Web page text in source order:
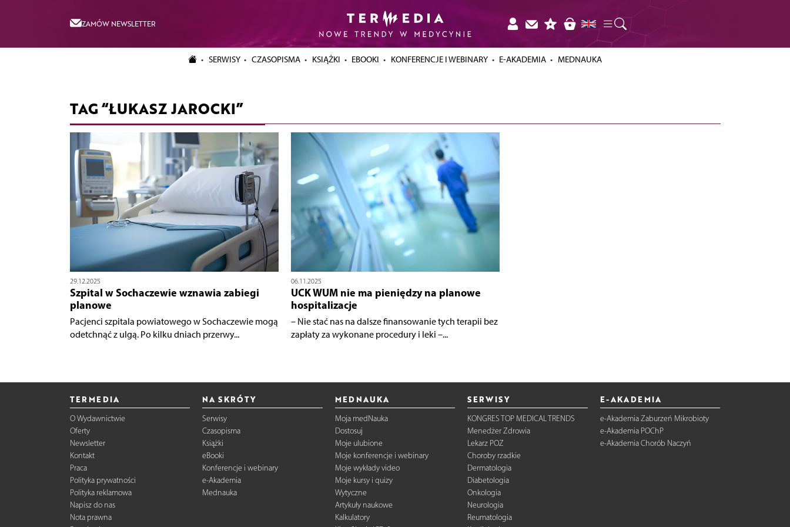
ZAMÓW NEWSLETTER
SERWISY CZASOPISMA KSIĄŻKI EBOOKI KONFERENCJE I WEBINARY E-AKADEMIA MEDNAUKA
TAG “ŁUKASZ JAROCKI”
29.12.2025
Szpital w Sochaczewie wznawia zabiegi
planowe
Pacjenci szpitala powiatowego w Sochaczewie mogą
odetchnąć z ulgą. Po kilku dniach przerwy...
06.11.2025
UCK WUM nie ma pieniędzy na planowe
hospitalizacje
– Nie stać nas na dalsze finansowanie tych terapii bez
zapłaty za wykonane procedury i leki –...
TERMEDIA
O Wydawnictwie
Oferty
Newsletter
Kontakt
Praca
Polityka prywatności
Polityka reklamowa
Napisz do nas
Nota prawna
NA SKRÓTY
Serwisy
Czasopisma
Książki
eBooki
Konferencje i webinary
e-Akademia
Mednauka
MEDNAUKA
Moja medNauka
Dostosuj
Moje ulubione
Moje konferencje i webinary
Moje wykłady video
Moje kursy i quizy
Wytyczne
Artykuły naukowe
Kalkulatory
SERWISY
KONGRES TOP MEDICAL TRENDS
Menedżer Zdrowia
Lekarz POZ
Choroby rzadkie
Dermatologia
Diabetologia
Onkologia
Neurologia
Reumatologia
E-AKADEMIA
e-Akademia Zaburzeń Mikrobioty
e-Akademia POChP
e-Akademia Chorób Naczyń